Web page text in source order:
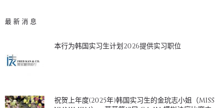
最新消息
本行为韩国实习生计划2026提供实习职位
祝贺上年度(2025年)韩国实习生的金玧志小姐（MISS